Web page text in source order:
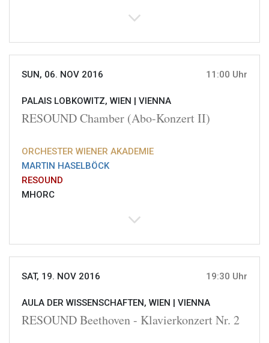
SUN, 06. NOV 2016 11:00 Uhr
PALAIS LOBKOWITZ, WIEN | VIENNA
RESOUND Chamber (Abo-Konzert II)
ORCHESTER WIENER AKADEMIE
MARTIN HASELBÖCK
RESOUND
MHORC
SAT, 19. NOV 2016 19:30 Uhr
AULA DER WISSENSCHAFTEN, WIEN | VIENNA
RESOUND Beethoven - Klavierkonzert Nr. 2